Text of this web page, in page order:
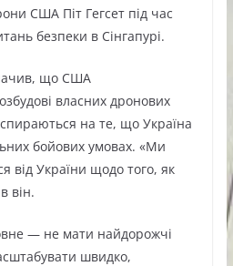
США Піт Гегсет під час
безпеки в Сінгапурі.
що США
власних дронових
на те, що Україна
бойових умовах. «Ми
від України щодо того, як
він.
— не мати найдорожчі
швидко,